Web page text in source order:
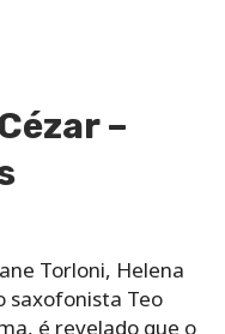
–
Torloni, Helena
saxofonista Teo
é revelado que o